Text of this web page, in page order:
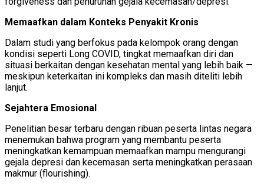
Memaafkan dalam Konteks Penyakit Kronis
Dalam studi yang berfokus pada kelompok orang dengan
kondisi seperti Long COVID, tingkat memaafkan diri dan
situasi berkaitan dengan kesehatan mental yang lebih baik —
meskipun keterkaitan ini kompleks dan masih diteliti lebih
lanjut.
Sejahtera Emosional
Penelitian besar terbaru dengan ribuan peserta lintas negara
menemukan bahwa program yang membantu peserta
meningkatkan kemampuan memaafkan mampu mengurangi
gejala depresi dan kecemasan serta meningkatkan perasaan
makmur (flourishing).